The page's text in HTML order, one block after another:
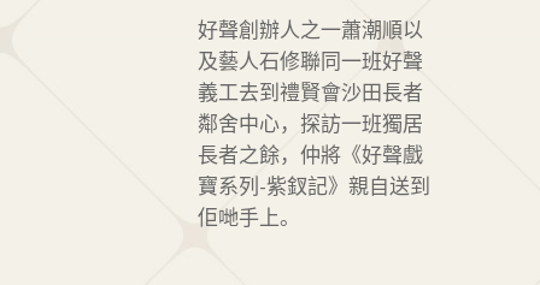
好聲創辦人之一蕭潮順以
及藝人石修聯同一班好聲
義工去到禮賢會沙田長者
鄰舍中心，探訪一班獨居
長者之餘，仲將《好聲戲
寶系列-紫釵記》親自送到
佢哋手上。